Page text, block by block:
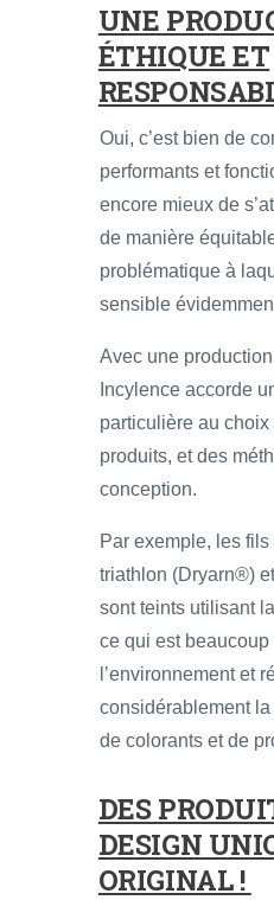
UNE
ÉTHIQUE ET
Oui, c’est bien de
performants et
encore mieux de
de manière
problématique à
sensible
Avec une
Incylence accorde
particulière au
produits, et des
conception.
Par exemple, les
triathlon (Dryarn®)
sont teints utilisant
ce qui est
l’environnement et
considérablement la
de colorants et de
DES
DESIGN
ORIGINAL !